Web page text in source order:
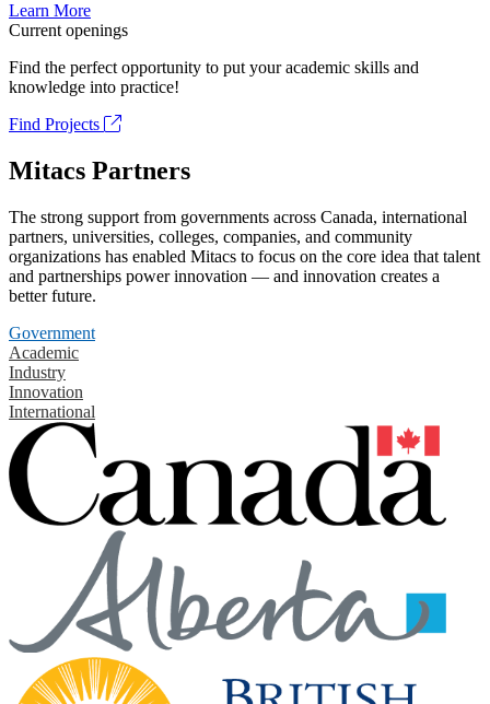
Learn More
Current openings
Find the perfect opportunity to put your academic skills and
knowledge into practice!
Find Projects
Mitacs Partners
The strong support from governments across Canada, international
partners, universities, colleges, companies, and community
organizations has enabled Mitacs to focus on the core idea that talent
and partnerships power innovation — and innovation creates a
better future.
Government
Academic
Industry
Innovation
International